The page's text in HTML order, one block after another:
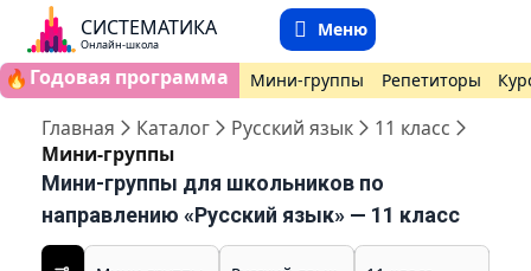
СИСТЕМАТИКА
Онлайн-школа
Меню
🔥 Годовая программа Мини-группы Репетиторы
Главная Каталог Русский язык
11 класс
Мини-группы
Мини-группы для школьников по
направлению «Русский язык» — 11 класс